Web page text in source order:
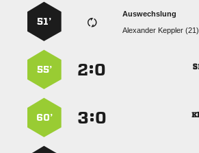
Auswechslung
  
51’
:
55’
:
60’